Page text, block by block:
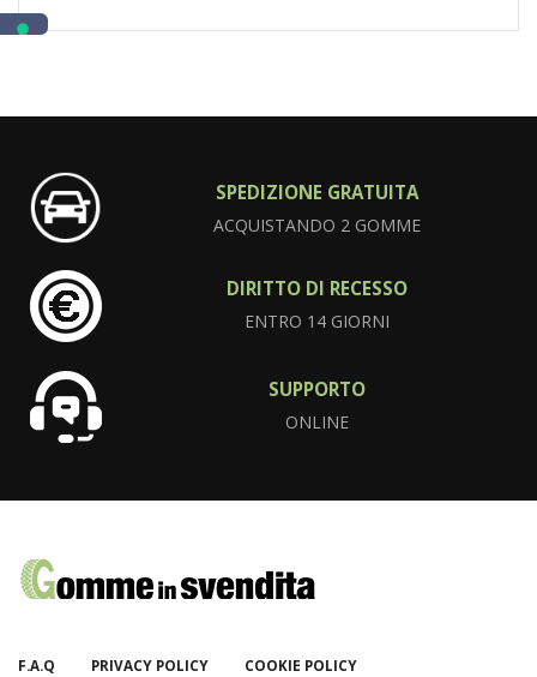
SPEDIZIONE GRATUITA
ACQUISTANDO 2 GOMME
DIRITTO DI RECESSO
ENTRO 14 GIORNI
SUPPORTO
ONLINE
F.A.Q PRIVACY POLICY COOKIE POLICY